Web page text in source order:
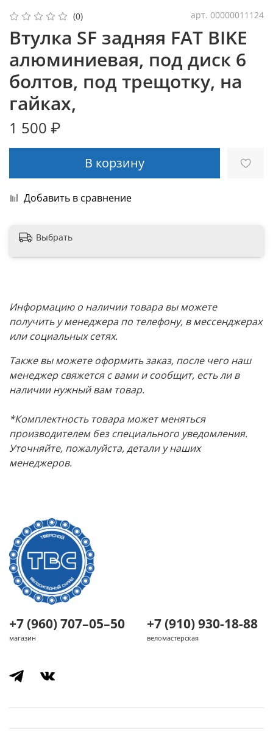
(0) арт. 00000011124
Втулка SF задняя FAT BIKE
алюминиевая, под диск 6
болтов, под трещотку, на
гайках,
1 500 ₽
В корзину
Добавить в сравнение
Выбрать
Информацию о наличии товара вы можете
получить у менеджера по телефону, в мессенджерах
или социальных сетях.
Также вы можете оформить заказ, после чего наш
менеджер свяжется с вами и сообщит, есть ли в
наличии нужный вам товар.
*Комплектность товара может меняться
производителем без специального уведомления.
Уточняйте, пожалуйста, детали у наших
менеджеров.
+7 (960) 707–05–50
магазин
+7 (910) 930-18-88
веломастерская